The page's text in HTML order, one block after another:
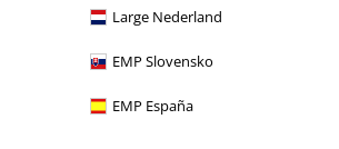
Large Nederland
EMP Slovensko
EMP España